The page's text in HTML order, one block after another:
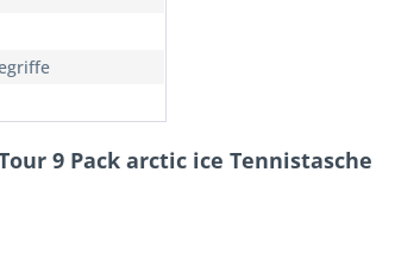
9 Pack arctic ice Tennistasche